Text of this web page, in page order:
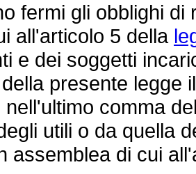
gli obblighi di
all'articolo 5 della
e dei soggetti
presente legge
comma
utili o da quella
assemblea di cui